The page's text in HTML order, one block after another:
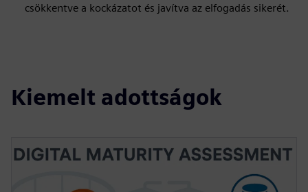
csökkentve a kockázatot és javítva az elfogadás sikerét.
Kiemelt adottságok